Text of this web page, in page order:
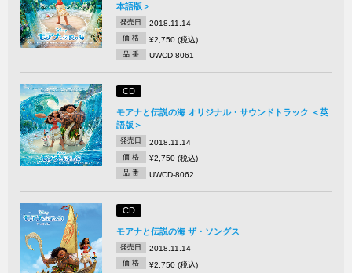
本語版＞
発売日 2018.11.14
価 格 ¥2,750 (税込)
品 番 UWCD-8061
CD
モアナと伝説の海 オリジナル・サウンドトラック ＜英
語版＞
発売日 2018.11.14
価 格 ¥2,750 (税込)
品 番 UWCD-8062
CD
モアナと伝説の海 ザ・ソングス
発売日 2018.11.14
価 格 ¥2,750 (税込)